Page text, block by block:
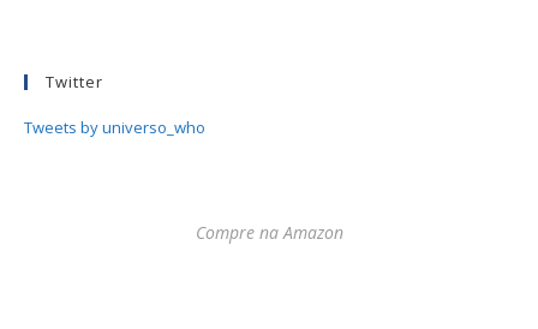
Twitter
Tweets by universo_who
Compre na Amazon